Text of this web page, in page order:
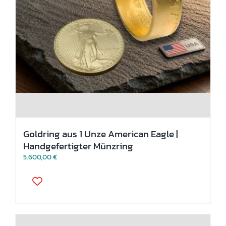
Goldring aus 1 Unze American Eagle |
Handgefertigter Münzring
5.600,00€
Produkt